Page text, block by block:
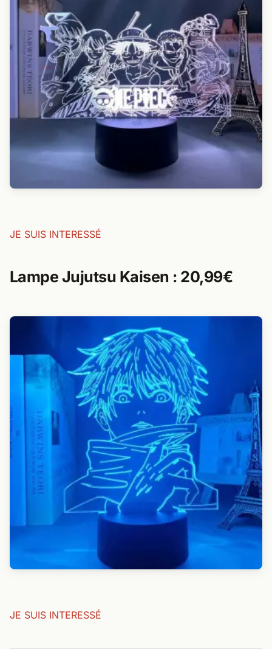
JE SUIS INTERESSÉ
Lampe Jujutsu Kaisen : 20,99€
JE SUIS INTERESSÉ